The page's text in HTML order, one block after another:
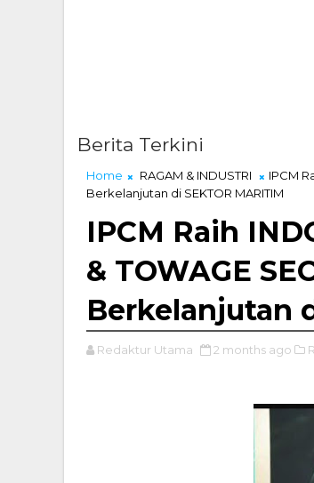
Berita Terkini
Home RAGAM & INDUSTRI
IPCM
Berkelanjutan di SEKTOR MARITIM
IPCM Raih
& TOWAGE
Berkelanjutan
Redaktur Utama 2 months ago